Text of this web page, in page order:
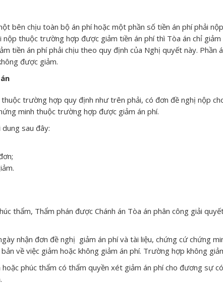
bên chịu toàn bộ án phí hoặc một phần số tiền án phí phải
nộp thuộc trường hợp được giảm tiền án phí thì Tòa án chỉ
tiền án phí phải chịu theo quy định của Nghị quyết này. Phần
được giảm.
trường hợp quy định như trên phải, có đơn đề nghị nộp
minh thuộc trường hợp được giảm án phí.
sau đây:
thẩm, Thẩm phán được Chánh án Tòa án phân công giải
nhận đơn đề nghị giảm án phí và tài liệu, chứng cứ chứng
về việc giảm hoặc không giảm án phí. Trường hợp không
phúc thẩm có thẩm quyền xét giảm án phí cho đương sự